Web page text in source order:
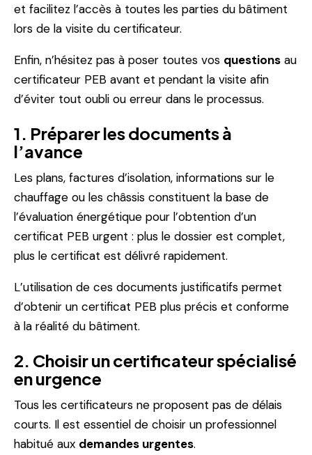
et facilitez l’accès à toutes les parties du bâtiment
lors de la visite du certificateur.
Enfin, n’hésitez pas à poser toutes vos questions au
certificateur PEB avant et pendant la visite afin
d’éviter tout oubli ou erreur dans le processus.
1. Préparer les documents à
l’avance
Les plans, factures d’isolation, informations sur le
chauffage ou les châssis constituent la base de
l’évaluation énergétique pour l’obtention d’un
certificat PEB urgent : plus le dossier est complet,
plus le certificat est délivré rapidement.
L’utilisation de ces documents justificatifs permet
d’obtenir un certificat PEB plus précis et conforme
à la réalité du bâtiment.
2. Choisir un certificateur spécialisé
en urgence
Tous les certificateurs ne proposent pas de délais
courts. Il est essentiel de choisir un professionnel
habitué aux demandes urgentes.